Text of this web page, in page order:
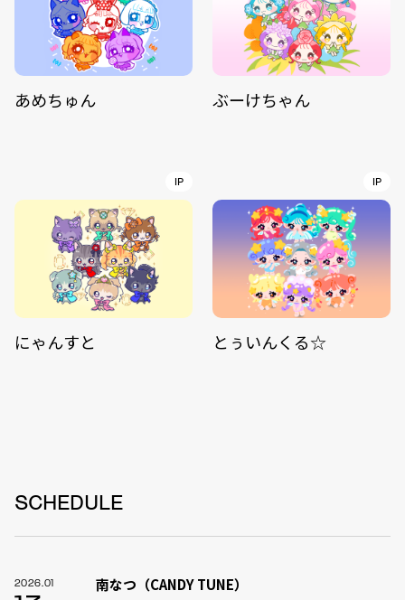
あめちゅん ぶーけちゃん
IP
にゃんすと
IP
とぅいんくる☆
SCHEDULE
2026.01
南なつ（CANDY TUNE）